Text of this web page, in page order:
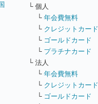
└ 個人
└ 年会費無料
└ クレジットカード
└ ゴールドカード
└ プラチナカード
└ 法人
└ 年会費無料
└ クレジットカード
└ ゴールドカード